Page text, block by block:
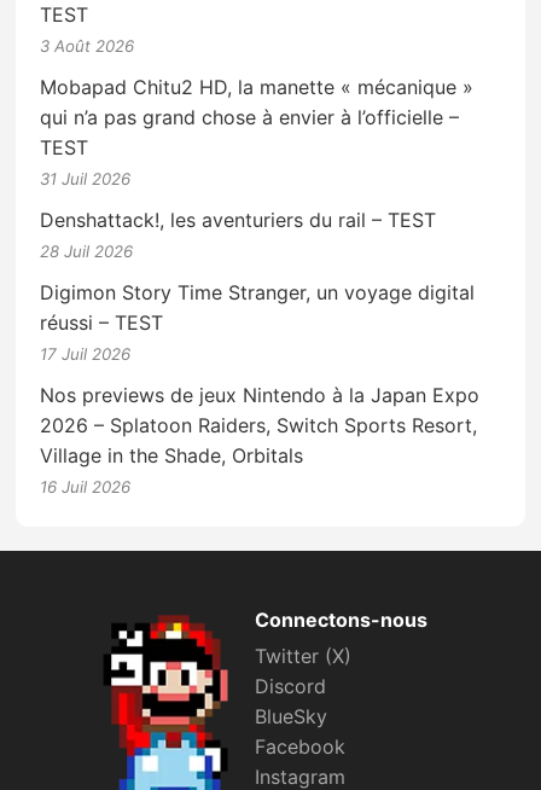
TEST
3 Août 2026
Mobapad Chitu2 HD, la manette « mécanique »
qui n’a pas grand chose à envier à l’officielle –
TEST
31 Juil 2026
Denshattack!, les aventuriers du rail – TEST
28 Juil 2026
Digimon Story Time Stranger, un voyage digital
réussi – TEST
17 Juil 2026
Nos previews de jeux Nintendo à la Japan Expo
2026 – Splatoon Raiders, Switch Sports Resort,
Village in the Shade, Orbitals
16 Juil 2026
Connectons-nous
Twitter (X)
Discord
BlueSky
Facebook
Instagram